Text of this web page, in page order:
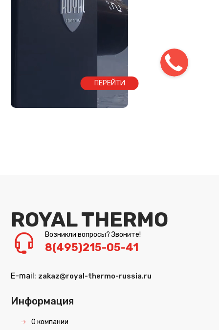
ПЕРЕЙТИ
ROYAL THERMO
Возникли вопросы? Звоните!
8(495)215-05-41
E-mail: zakaz@royal-thermo-russia.ru
Информация
О компании